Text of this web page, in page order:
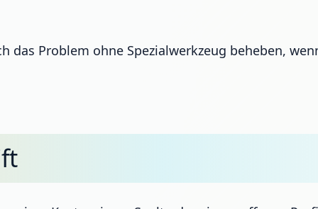
das Problem ohne Spezialwerkzeug beheben,